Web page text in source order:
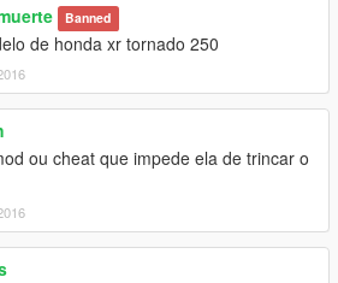
Banned
de honda xr tornado 250
ou cheat que impede ela de trincar o